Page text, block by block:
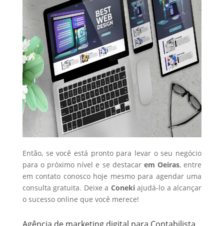
Então, se você está pronto para levar o seu negócio
para o próximo nível e se destacar em Oeiras, entre
em contato conosco hoje mesmo para agendar uma
consulta gratuita. Deixe a Conekiajudá-lo a alcançar
o sucesso online que você merece!